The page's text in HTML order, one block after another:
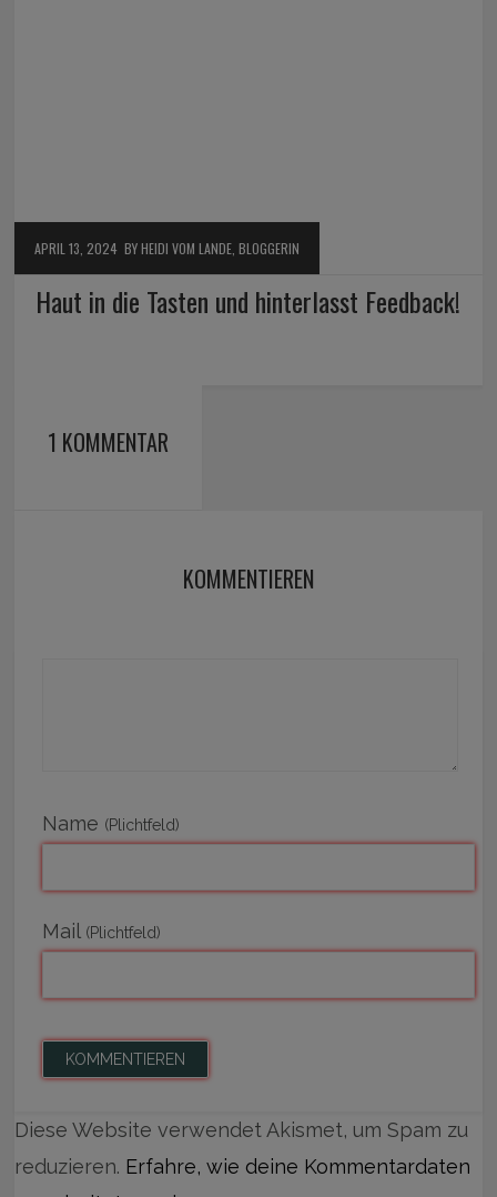
APRIL 13, 2024 BY HEIDI VOM LANDE, BLOGGERIN
Haut in die Tasten und hinterlasst Feedback!
1 KOMMENTAR
KOMMENTIEREN
Name (Plichtfeld)
Mail (Plichtfeld)
Diese Website verwendet Akismet, um Spam zu
reduzieren. Erfahre, wie deine Kommentardaten